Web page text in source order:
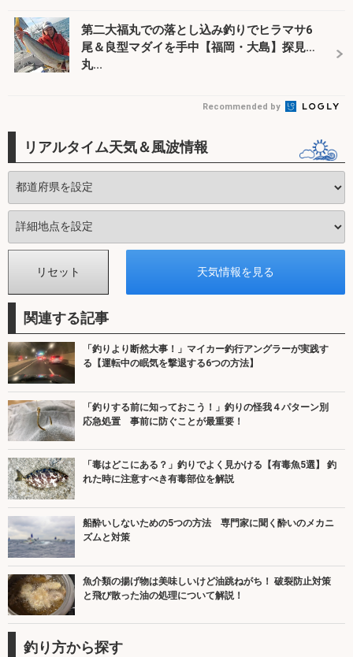
第二大福丸での落とし込み釣りでヒラマサ6
尾＆良型マダイを手中【福岡・大島】探見
丸...
Recommended by
リアルタイム天気＆風波情報
関連する記事
「釣りより断然大事！」マイカー釣行アングラーが実践す
る【運転中の眠気を撃退する6つの方法】
「釣りする前に知っておこう！」釣りの怪我４パターン別
応急処置 事前に防ぐことが最重要！
「毒はどこにある？」釣りでよく見かける【有毒魚5選】 釣
れた時に注意すべき有毒部位を解説
船酔いしないための5つの方法 専門家に聞く酔いのメカニ
ズムと対策
魚介類の揚げ物は美味しいけど油跳ねがち！ 破裂防止対策
と飛び散った油の処理について解説！
釣り方から探す